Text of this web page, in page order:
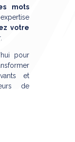
mots
votre
pour
et
de